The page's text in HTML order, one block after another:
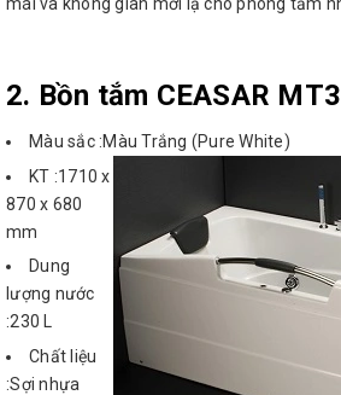
2. Bồn tắm CEASAR
Màu sắc :Màu Trắng (Pure White)
KT :1710 x
870 x 680
mm
Dung
lượng nước
:230 L
Chất liệu
:Sợi nhựa